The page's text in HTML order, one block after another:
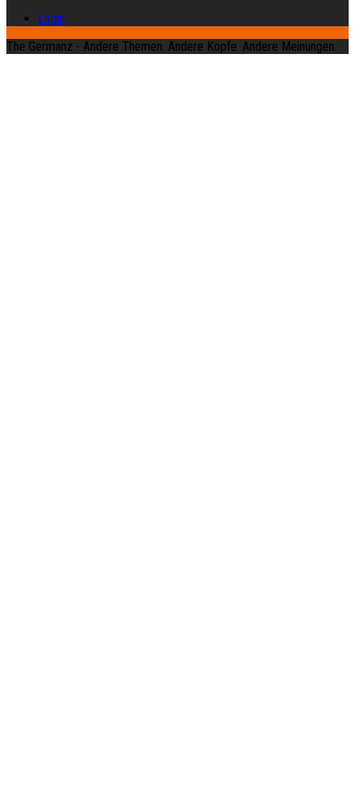
Login
The Germanz - Andere Themen. Andere Köpfe. Andere Meinungen.